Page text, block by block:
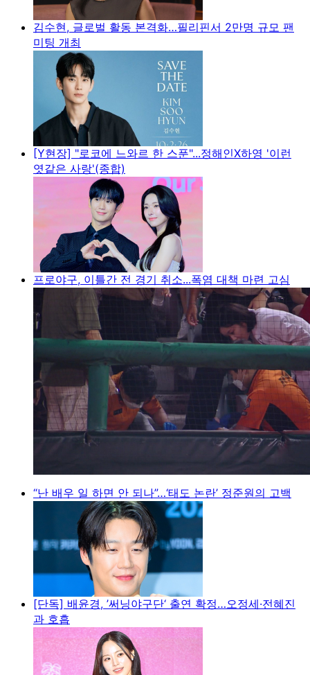
김수현, 글로벌 활동 본격화…필리핀서 2만명 규모 팬
미팅 개최
[Y현장] "로코에 느와르 한 스푼"...정해인X하영 '이런
엿같은 사랑'(종합)
프로야구, 이틀간 전 경기 취소...폭염 대책 마련 고심
“난 배우 일 하면 안 되나”…‘태도 논란’ 정준원의 고백
[단독] 배윤경, ’써닝야구단‘ 출연 확정…오정세·전혜진
과 호흡